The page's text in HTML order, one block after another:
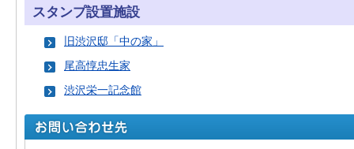
スタンプ設置施設
旧渋沢邸「中の家」
尾高惇忠生家
渋沢栄一記念館